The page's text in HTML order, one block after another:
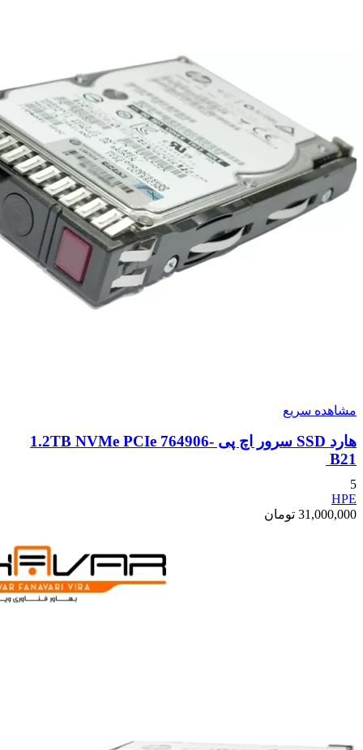
مشاهده سریع
هارد SSD سرور اچ پی 1.2TB NVMe PCIe 764906-
B21
5
HPE
31,000,000 تومان